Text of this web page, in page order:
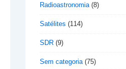
Radioastronomia(8)
Satélites (114)
SDR (9)
Sem categoria(75)